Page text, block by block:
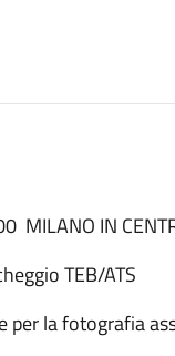
MILANO IN
TEB/ATS
per la fotografia